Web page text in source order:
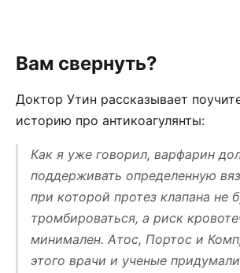
Вам свернуть?
Доктор Утин рассказывает
историю про антикоагулянты:
Как я уже говорил, варфарин
поддерживать определенную
при которой протез клапана не
тромбироваться, а риск
минимален. Атос, Портос и
этого врачи и ученые